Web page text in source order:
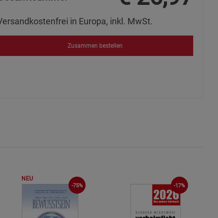
in Europa, inkl. MwSt.
Zusammen bestellen
NEU
-75% -17%